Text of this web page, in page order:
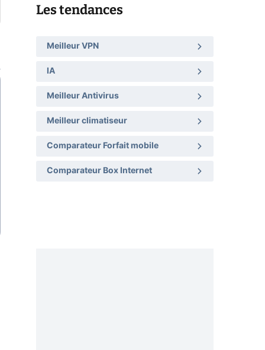
Les tendances
Meilleur VPN
IA
Meilleur Antivirus
Meilleur climatiseur
Comparateur Forfait mobile
Comparateur Box Internet